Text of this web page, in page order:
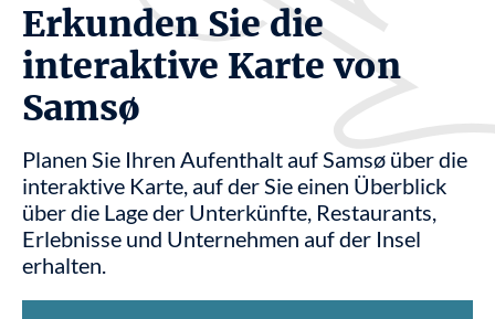
Erkunden Sie die
interaktive Karte von
Samsø
Planen Sie Ihren Aufenthalt auf Samsø über die
interaktive Karte, auf der Sie einen Überblick
über die Lage der Unterkünfte, Restaurants,
Erlebnisse und Unternehmen auf der Insel
erhalten.